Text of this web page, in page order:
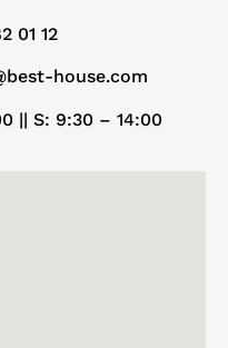
01 12
house.com
|| S: 9:30 – 14:00